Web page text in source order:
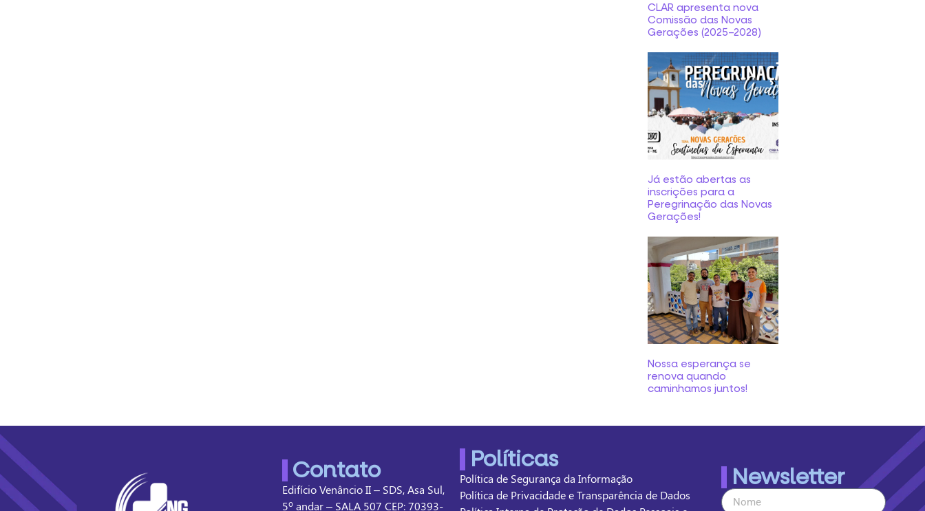
CLAR apresenta nova
Comissão das Novas
Gerações (2025–2028)
Já estão abertas as
inscrições para a
Peregrinação das Novas
Gerações!
Nossa esperança se
renova quando
caminhamos juntos!
Contato
Edifício Venâncio II – SDS, Asa Sul,
5º andar – SALA 507 CEP: 70393-
Políticas
Política de Segurança da Informação
Política de Privacidade e Transparência de Dados
Newsletter